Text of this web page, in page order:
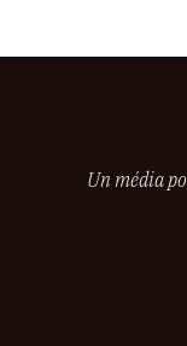
Un média